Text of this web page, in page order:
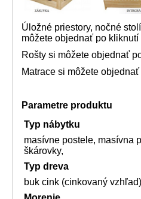
Úložné priestory, nočné
môžete objednať po kliknutí
Rošty si môžete objednať
Matrace si môžete
Parametre produktu
Typ nábytku
masívne postele, masívna
škárovky,
Typ dreva
buk cink (cinkovaný vzhľad)